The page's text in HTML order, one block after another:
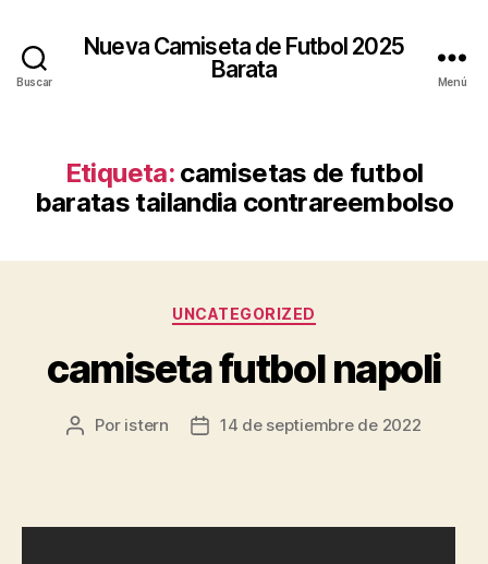
Buscar
Nueva Camiseta de Futbol 2025
Barata
Menú
Etiqueta: camisetas de futbol
baratas tailandia contrareembolso
Categorías
UNCATEGORIZED
camiseta futbol napoli
Autor
Por istern
Fecha14 de septiembre de 2022